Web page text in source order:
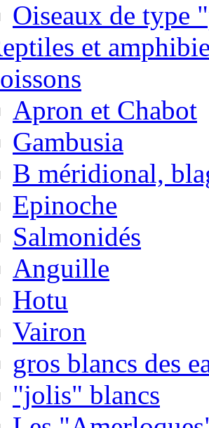
Oiseaux de type
et
Apron et Chabot
Gambusia
B méridional,
Epinoche
Salmonidés
Anguille
Hotu
Vairon
gros blancs des
"jolis" blancs